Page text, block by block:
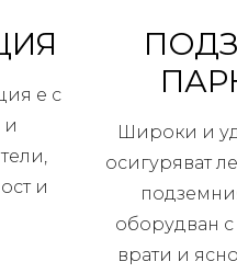
е с
и
и
Широки и
осигуряват
оборудван
врати и